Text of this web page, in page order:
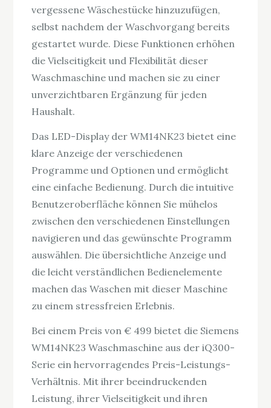
vergessene Wäschestücke hinzuzufügen,
selbst nachdem der Waschvorgang bereits
gestartet wurde. Diese Funktionen erhöhen
die Vielseitigkeit und Flexibilität dieser
Waschmaschine und machen sie zu einer
unverzichtbaren Ergänzung für jeden
Haushalt.
Das LED-Display der WM14NK23 bietet eine
klare Anzeige der verschiedenen
Programme und Optionen und ermöglicht
eine einfache Bedienung. Durch die intuitive
Benutzeroberfläche können Sie mühelos
zwischen den verschiedenen Einstellungen
navigieren und das gewünschte Programm
auswählen. Die übersichtliche Anzeige und
die leicht verständlichen Bedienelemente
machen das Waschen mit dieser Maschine
zu einem stressfreien Erlebnis.
Bei einem Preis von € 499 bietet die Siemens
WM14NK23 Waschmaschine aus der iQ300-
Serie ein hervorragendes Preis-Leistungs-
Verhältnis. Mit ihrer beeindruckenden
Leistung, ihrer Vielseitigkeit und ihren